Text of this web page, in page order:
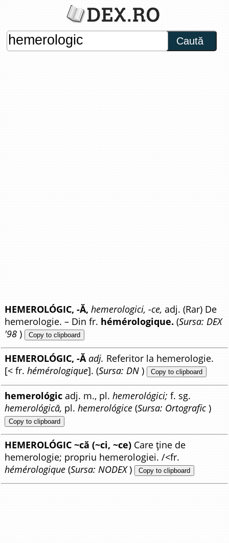
Caută
HEMEROLÓGIC, -Ă, hemerologici, -ce, adj. (Rar) De
hemerologie. – Din fr. hémérologique. (Sursa: DEX
'98 ) Copy to clipboard
HEMEROLÓGIC, -Ă adj. Referitor la hemerologie.
[< fr.hémérologique]. (Sursa: DN ) Copy to clipboard
hemerológic adj. m., pl.hemerológici;f. sg.
hemerológică, pl.hemerológice (Sursa: Ortografic )
Copy to clipboard
HEMEROLÓGIC ~că (~ci, ~ce) Care ține de
hemerologie; propriu hemerologiei. /<fr.
hémérologique (Sursa: NODEX) Copy to clipboard